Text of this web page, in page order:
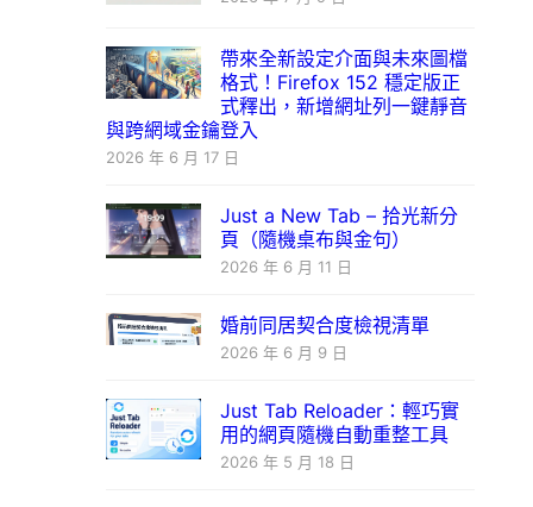
帶來全新設定介面與未來圖檔
格式！Firefox 152 穩定版正
式釋出，新增網址列一鍵靜音
與跨網域金鑰登入
2026 年 6 月 17 日
Just a New Tab – 拾光新分
頁（隨機桌布與金句）
2026 年 6 月 11 日
婚前同居契合度檢視清單
2026 年 6 月 9 日
Just Tab Reloader：輕巧實
用的網頁隨機自動重整工具
2026 年 5 月 18 日